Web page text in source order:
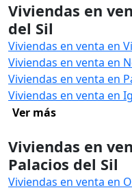
Viviendas en
del Sil
Viviendas en venta en
Viviendas en venta en
Viviendas en venta en
Viviendas en venta en
Ver más
Viviendas en
Palacios del Sil
Viviendas en venta en